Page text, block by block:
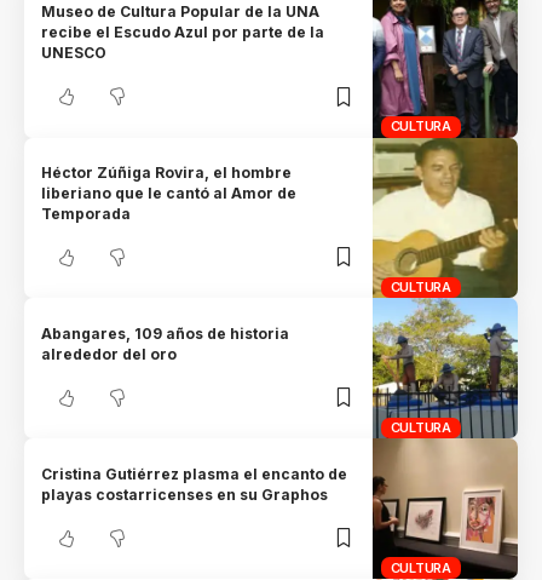
CULTURA
Museo de Cultura Popular de la UNA
recibe el Escudo Azul por parte de la
UNESCO
CULTURA
Héctor Zúñiga Rovira, el hombre
liberiano que le cantó al Amor de
Temporada
CULTURA
Abangares, 109 años de historia
alrededor del oro
CULTURA
Cristina Gutiérrez plasma el encanto de
playas costarricenses en su Graphos